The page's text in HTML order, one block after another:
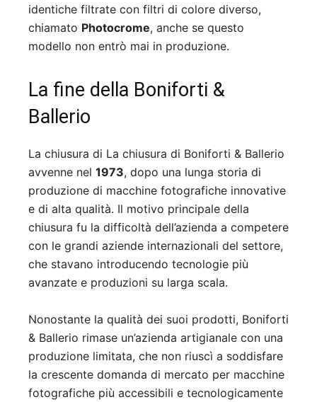
identiche filtrate con filtri di colore diverso,
chiamato Photocrome, anche se questo
modello non entrò mai in produzione.
La fine della Boniforti &
Ballerio
La chiusura di La chiusura di Boniforti & Ballerio
avvenne nel 1973, dopo una lunga storia di
produzione di macchine fotografiche innovative
e di alta qualità. Il motivo principale della
chiusura fu la difficoltà dell’azienda a competere
con le grandi aziende internazionali del settore,
che stavano introducendo tecnologie più
avanzate e produzioni su larga scala.
Nonostante la qualità dei suoi prodotti, Boniforti
& Ballerio rimase un’azienda artigianale con una
produzione limitata, che non riuscì a soddisfare
la crescente domanda di mercato per macchine
fotografiche più accessibili e tecnologicamente